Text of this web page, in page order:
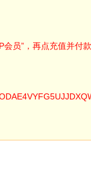
会员”，再点充值并付